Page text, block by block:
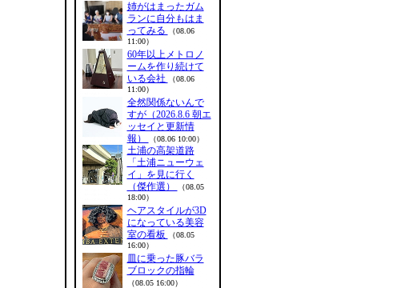
姉がはまったガム
ランに自分もはま
ってみる
（08.06
11:00）
60年以上メトロノ
ームを作り続けて
いる会社
（08.06
11:00）
全然関係ないんで
すが（2026.8.6 朝エ
ッセイと更新情
報）
（08.06 10:00）
土浦の高架道路
「土浦ニューウェ
イ」を見に行く
（傑作選）
（08.05
18:00）
ヘアスタイルが3D
になっている美容
室の看板
（08.05
16:00）
皿に乗った豚バラ
ブロックの指輪
（08.05 16:00）